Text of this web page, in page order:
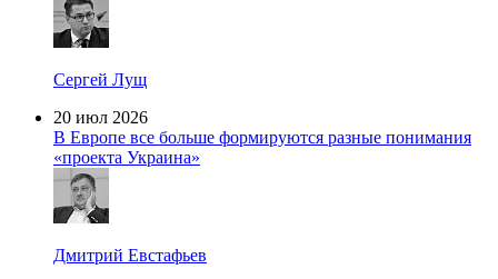
Сергей Лущ
20 июл 2026
В Европе все больше формируются разные понимания
«проекта Украина»
Дмитрий Евстафьев